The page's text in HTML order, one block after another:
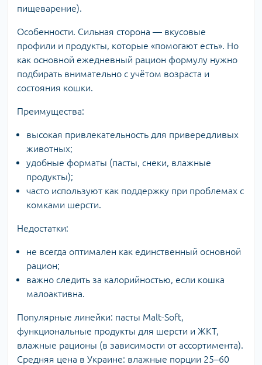
пищеварение).
Особенности. Сильная сторона — вкусовые
профили и продукты, которые «помогают есть». Но
как основной ежедневный рацион формулу нужно
подбирать внимательно с учётом возраста и
состояния кошки.
Преимущества:
высокая привлекательность для привередливых
животных;
удобные форматы (пасты, снеки, влажные
продукты);
часто используют как поддержку при проблемах с
комками шерсти.
Недостатки:
не всегда оптимален как единственный основной
рацион;
важно следить за калорийностью, если кошка
малоактивна.
Популярные линейки: пасты Malt-Soft,
функциональные продукты для шерсти и ЖКТ,
влажные рационы (в зависимости от ассортимента).
Средняя цена в Украине: влажные порции 25–60